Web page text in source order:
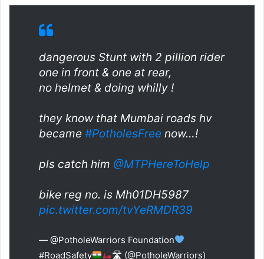
dangerous Stunt with 2 pillion rider
one in front & one at rear,
no helmet & doing whilly !
they know that Mumbai roads hv
became #PotholesFree now…!
pls catch him @MTPHereToHelp
bike reg no. is Mh01DH5987
pic.twitter.com/tvYeRMDR39
— @PotholeWarriors Foundation
#RoadSafety
🛣 (@PotholeWarriors)